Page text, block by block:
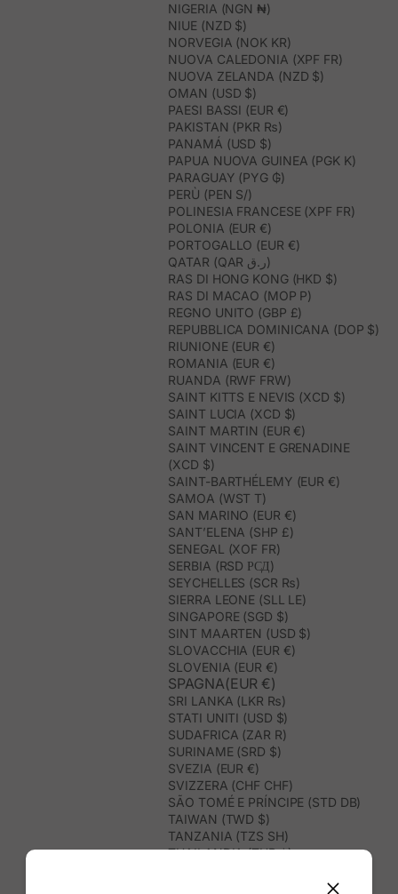
NIGERIA (NGN ₦)
NIUE (NZD $)
NORVEGIA (NOK KR)
NUOVA CALEDONIA (XPF FR)
NUOVA ZELANDA (NZD $)
OMAN (USD $)
PAESI BASSI (EUR €)
PAKISTAN (PKR ₨)
PANAMÁ (USD $)
PAPUA NUOVA GUINEA (PGK K)
PARAGUAY (PYG ₲)
PERÙ (PEN S/)
POLINESIA FRANCESE (XPF FR)
POLONIA (EUR €)
PORTOGALLO (EUR €)
QATAR (QAR ر.ق)
RAS DI HONG KONG (HKD $)
RAS DI MACAO (MOP P)
REGNO UNITO (GBP £)
REPUBBLICA DOMINICANA (DOP $)
RIUNIONE (EUR €)
ROMANIA (EUR €)
RUANDA (RWF FRW)
SAINT KITTS E NEVIS (XCD $)
SAINT LUCIA (XCD $)
SAINT MARTIN (EUR €)
SAINT VINCENT E GRENADINE
(XCD $)
SAINT-BARTHÉLEMY (EUR €)
SAMOA (WST T)
SAN MARINO (EUR €)
SANT’ELENA (SHP £)
SENEGAL (XOF FR)
SERBIA (RSD РСД)
SEYCHELLES (SCR ₨)
SIERRA LEONE (SLL LE)
SINGAPORE (SGD $)
SINT MAARTEN (USD $)
SLOVACCHIA (EUR €)
SLOVENIA (EUR €)
SPAGNA(EUR €)
SRI LANKA (LKR ₨)
STATI UNITI (USD $)
SUDAFRICA (ZAR R)
SURINAME (SRD $)
SVEZIA (EUR €)
SVIZZERA (CHF CHF)
SÃO TOMÉ E PRÍNCIPE (STD DB)
TAIWAN (TWD $)
TANZANIA (TZS SH)
THAILANDIA (THB ฿)